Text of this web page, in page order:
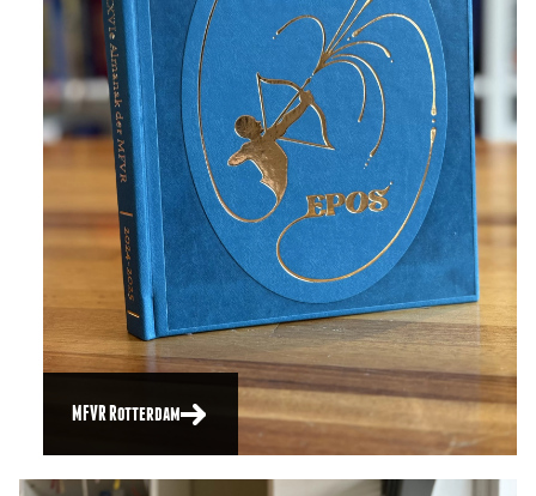
MFVR Rotterdam